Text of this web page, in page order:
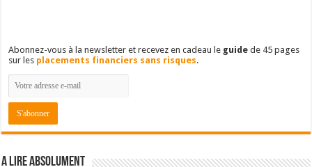
Abonnez-vous à la newsletter et recevez en cadeau le guide de 45 pages
sur les placements financiers sans risques.
A lire absolument